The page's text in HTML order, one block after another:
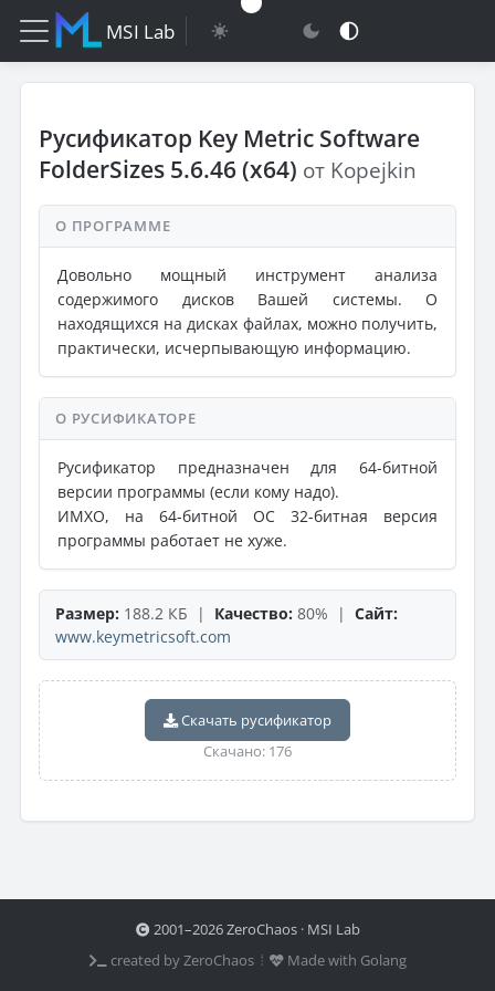
MSI Lab
Русификатор Key Metric Software
FolderSizes 5.6.46 (x64) от Kopejkin
О ПРОГРАММЕ
Довольно мощный инструмент анализа
содержимого дисков Вашей системы. О
находящихся на дисках файлах, можно получить,
практически, исчерпывающую информацию.
О РУСИФИКАТОРЕ
Русификатор предназначен для 64-битной
версии программы (если кому надо).
ИМХО, на 64-битной ОС 32-битная версия
программы работает не хуже.
Размер: 188.2 КБ | Качество: 80% | Сайт:
www.keymetricsoft.com
Скачать русификатор
Скачано: 176
2001–2026 ZeroChaos · MSI Lab
created by ZeroChaos ⦙
Made with Golang